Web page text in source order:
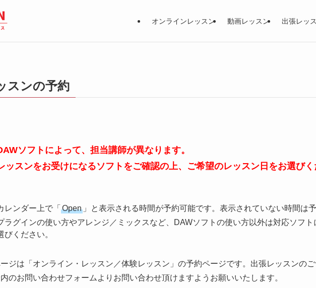
オンラインレッスン 動画レッスン 出張レッ
スンの予約
ソフトによって、担当講師が異なります。
ッスンをお受けになるソフトをご確認の上、ご希望のレッスン日をお選びく
レンダー上で「 Open 」と表示される時間が予約可能です。表示されていない時間は
ラグインの使い方やアレンジ／ミックスなど、DAWソフトの使い方以外は対応ソフ
びください。
ジは「オンライン・レッスン／体験レッスン」の予約ページです。出張レッスンのご
のお問い合わせフォームよりお問い合わせ頂けますようお願いいたします。